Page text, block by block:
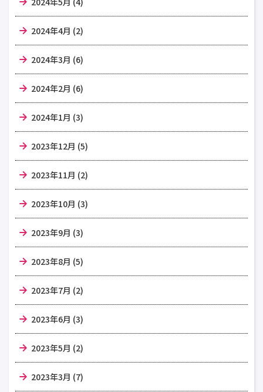
2024年4月 (2)
2024年3月 (6)
2024年2月 (6)
2024年1月 (3)
2023年12月 (5)
2023年11月 (2)
2023年10月 (3)
2023年9月 (3)
2023年8月 (5)
2023年7月 (2)
2023年6月 (3)
2023年5月 (2)
2023年3月 (7)